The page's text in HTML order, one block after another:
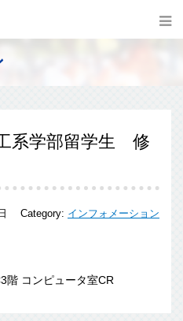
系学部留学生 修
Category: インフォメーション
階 コンピュータ室CR